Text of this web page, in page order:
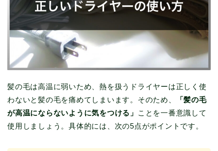
髪の毛は高温に弱いため、熱を扱うドライヤーは正しく使
わないと髪の毛を痛めてしまいます。そのため、
「髪の毛
が高温にならないように気をつける」
ことを一番意識して
使用しましょう。具体的には、次の5点がポイントです。